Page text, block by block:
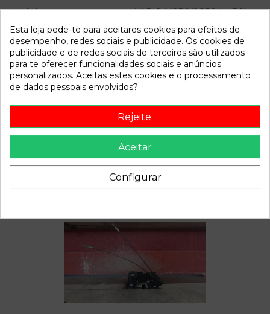
Modelo
YARIS (KSP9/SCP9/NLP9)
Referência 802941
Disponível a partir de: 2022-04-06
Descrição
Recambio de bomba freno para toyota yaris
(ksp9/scp9/nlp9) 1.4 turbodiesel cat referencia OEM IAM
Também poderá gostar
Esta loja pede-te para aceitares cookies para efeitos de
desempenho, redes sociais e publicidade. Os cookies de
publicidade e de redes sociais de terceiros são utilizados
para te oferecer funcionalidades sociais e anúncios
personalizados. Aceitas estes cookies e o processamento
de dados pessoais envolvidos?
Rejeite.
Aceitar
Configurar